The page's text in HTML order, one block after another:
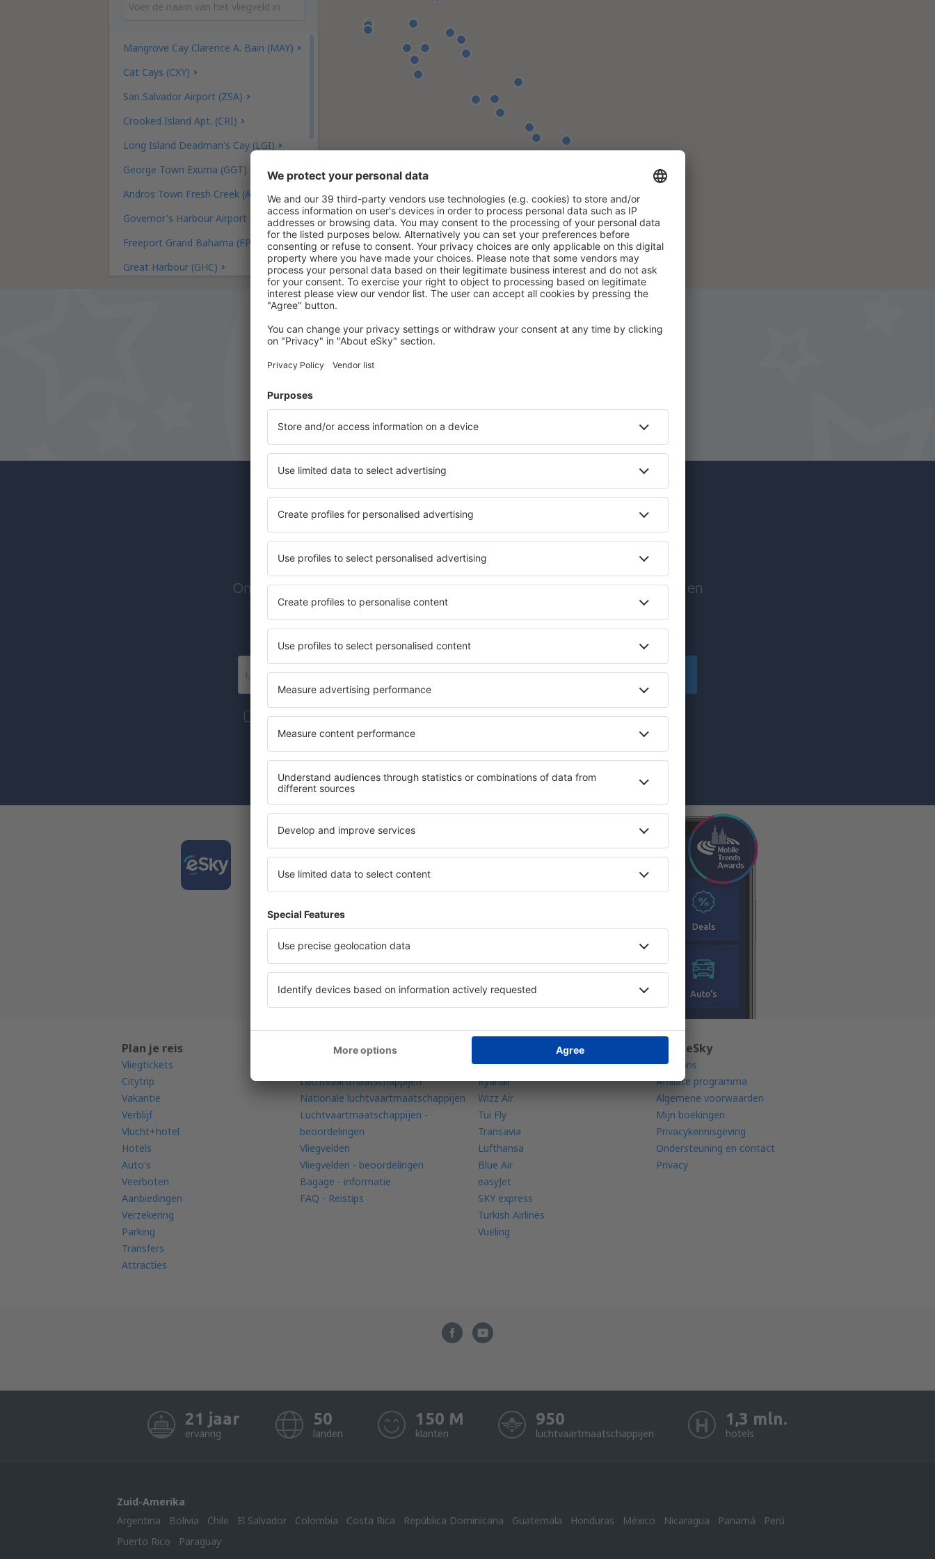
Mangrove Cay Clarence A. Bain (MAY)
Cat Cays (CXY)
San Salvador Airport (ZSA)
Crooked Island Apt. (CRI)
Long Island Deadman's Cay (LGI)
George Town Exuma (GGT)
Andros Town Fresh Creek (ASD)
Governor's Harbour Airport (GHB)
Freeport Grand Bahama (FPO)
Great Harbour (GHC)
San Andros Bahama Pines San Andros
Bespaar tijd en geld.
Boek Vlucht+Hotel op
Abonnees van onze nieuwsbrief reizen
meer voor minder
Ontvang exclusieve aanbiedingen voor goedkope vluchten, stedentrips en
vakanties voordat anderen ze zien.
We sturen alleen de allerbeste deals, aanbevolen door reizigers!
Aanmelden
Meer reizen tegen scherpe prijzen in onze nieuwsbrief.Ik ga akkoord om marketinginformatie (via
de nieuwsbrief) van eSky.pl S.A. naar het door mij opgegeven e-mailadres.
Door het vakje aan te vinken, een e-mailadres op te geven en "Abonneren" te kiezen (collectief) geeft u
toestemming voor de verwerking van uw persoonlijke gegevens
Download onze appen plan
gemakkelijk uw reizen
Al uw boekingen op één plek
Plan je reis
Vliegtickets
Citytrip
Vakantie
Verblijf
Vlucht+hotel
Hotels
Auto's
Veerboten
Aanbiedingen
Verzekering
Parking
Transfers
Attracties
Kom meer te weten
Luchtvaartmaatschappijen
Nationale luchtvaartmaatschappijen
Luchtvaartmaatschappijen -
beoordelingen
Vliegvelden
Vliegvelden - beoordelingen
Bagage - informatie
FAQ - Reistips
Luchtvaartmaatschappijen
Brussels Airlines
Ryanair
Wizz Air
Tui Fly
Transavia
Lufthansa
Blue Air
easyJet
SKY express
Turkish Airlines
Vueling
Over eSky
Over ons
Affiliate programma
Algemene voorwaarden
Mijn boekingen
Privacykennisgeving
Ondersteuning en contact
Privacy
21 jaar
ervaring
50
landen
150 M
klanten
950
luchtvaartmaatschappijen
1,3 mln.
hotels
Zuid-Amerika
Argentina
Bolivia Chile El Salvador Colombia Costa Rica República Dominicana Guatemala Honduras México Nicaragua Panamá
Perú
Puerto Rico
Paraguay